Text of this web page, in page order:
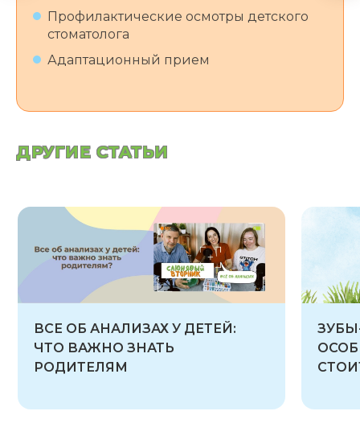
Профилактические осмотры детского
стоматолога
Адаптационный прием
ДРУГИЕ СТАТЬИ
ВСЕ ОБ АНАЛИЗАХ У ДЕТЕЙ:
ЧТО ВАЖНО ЗНАТЬ
РОДИТЕЛЯМ